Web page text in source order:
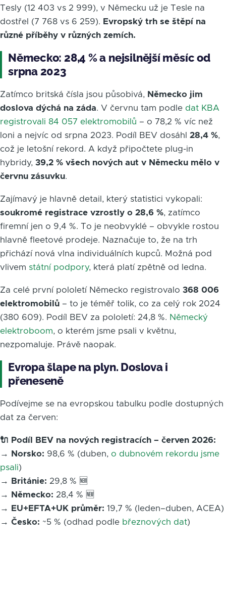
Tesly (12 403 vs 2 999), v Německu už je Tesle na
dostřel (7 768 vs 6 259). Evropský trh se štěpí na
různé příběhy v různých zemích.
Německo: 28,4 % a nejsilnější měsíc od
srpna 2023
Zatímco britská čísla jsou působivá, Německo jim
doslova dýchá na záda. V červnu tam podle dat KBA
registrovali 84 057 elektromobilů – o 78,2 % víc než
loni a nejvíc od srpna 2023. Podíl BEV dosáhl 28,4 %,
což je letošní rekord. A když připočtete plug-in
hybridy, 39,2 % všech nových aut v Německu mělo v
červnu zásuvku.
Zajímavý je hlavně detail, který statistici vykopali:
soukromé registrace vzrostly o 28,6 %, zatímco
firemní jen o 9,4 %. To je neobvyklé – obvykle rostou
hlavně fleetové prodeje. Naznačuje to, že na trh
přichází nová vlna individuálních kupců. Možná pod
vlivem státní podpory, která platí zpětně od ledna.
Za celé první pololetí Německo registrovalo 368 006
elektromobilů – to je téměř tolik, co za celý rok 2024
(380 609). Podíl BEV za pololetí: 24,8 %. Německý
elektroboom, o kterém jsme psali v květnu,
nezpomaluje. Právě naopak.
Evropa šlape na plyn. Doslova i
přeneseně
Podívejme se na evropskou tabulku podle dostupných
dat za červen:
🔌 Podíl BEV na nových registracích – červen 2026:
→
Norsko: 98,6 % (duben, o dubnovém rekordu jsme
psali)
→
Británie: 29,8 % 🆕
→
Německo: 28,4 % 🆕
→
EU+EFTA+UK průměr: 19,7 % (leden–duben, ACEA)
→ Česko: ~5 % (odhad podle březnových dat)